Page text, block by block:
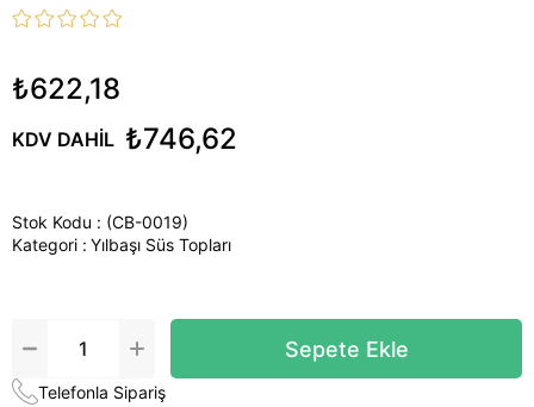
₺622,18
KDV DAHIL ₺746,62
Stok Kodu
(CB-0019)
Kategori : Yılbaşı Süs Topları
Telefonla Sipariş